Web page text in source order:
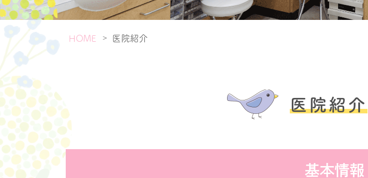
HOME > 医院紹介
医院紹介
基本情報